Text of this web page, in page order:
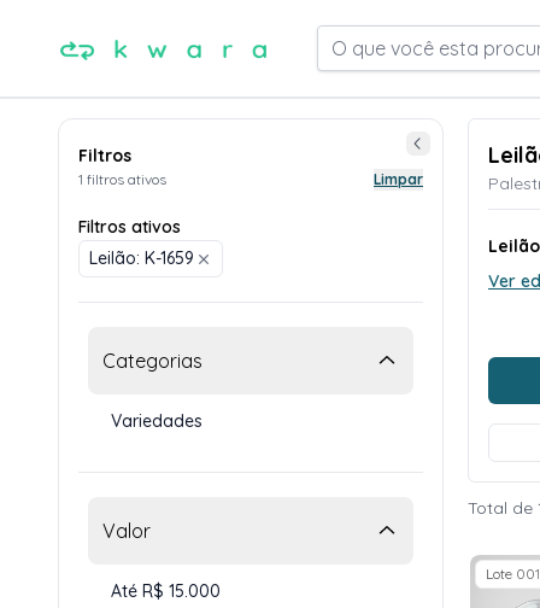
O que você esta
Filtros
1 filtros ativos Limpar
Filtros ativos
Leilão: K-1659
Categorias
Variedades
Valor
Até R$ 15.000
Ver
Total de
Lote 001